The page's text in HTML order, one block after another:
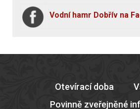
Vodní hamr Dobřív na
Otevírací doba
Povinně zveřejněné